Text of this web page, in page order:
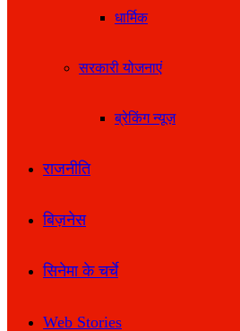
धार्मिक
सरकारी योजनाएं
ब्रेकिंग न्यूज़
राजनीति
बिज़नेस
सिनेमा के चर्चे
Web Stories